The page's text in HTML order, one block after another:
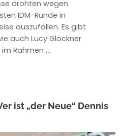
drohten wegen
IDM-Runde in
auszufallen. Es gibt
auch Lucy Glöckner
Rahmen …
ist „der Neue“ Dennis